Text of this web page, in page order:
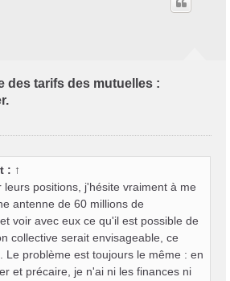
des tarifs des mutuelles :
: ↑
leurs positions, j'hésite vraiment à me
antenne de 60 millions de
voir avec eux ce qu'il est possible de
collective serait envisageable, ce
Le problème est toujours le même : en
et précaire, je n'ai ni les finances ni